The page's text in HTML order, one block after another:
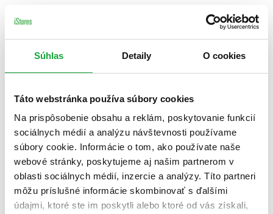
Súhlas Detaily O cookies
Táto webstránka používa súbory cookies
Na prispôsobenie obsahu a reklám, poskytovanie funkcií
sociálnych médií a analýzu návštevnosti používame
súbory cookie. Informácie o tom, ako používate naše
webové stránky, poskytujeme aj našim partnerom v
oblasti sociálnych médií, inzercie a analýzy. Títo partneri
môžu príslušné informácie skombinovať s ďalšími
údajmi, ktoré ste im poskytli alebo ktoré od vás získali,